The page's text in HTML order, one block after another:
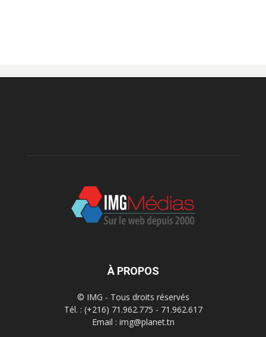
À PROPOS
© IMG - Tous droits réservés
Tél. : (+216) 71.962.775 - 71.962.617
Email : img@planet.tn